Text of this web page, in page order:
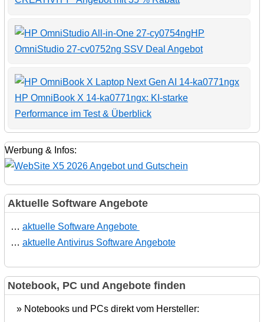
HP
OmniStudio 27-cv0752ng SSV Deal Angebot
HP OmniBook X 14-ka0771ngx: KI-starke
Performance im Test & Überblick
Werbung & Infos:
Aktuelle Software Angebote
… aktuelle Software Angebote
… aktuelle Antivirus Software Angebote
Notebook, PC und Angebote finden
» Notebooks und PCs direkt vom Hersteller: